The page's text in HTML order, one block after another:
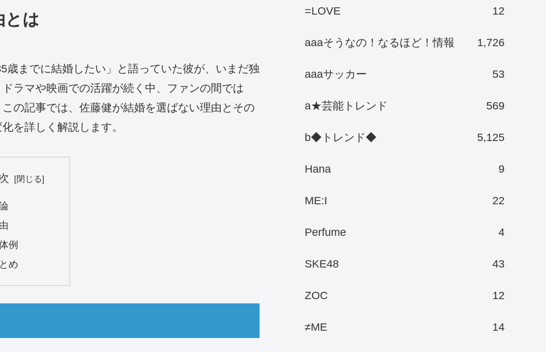
とは
までに結婚したい」と語っていた彼が、いまだ独
ラマや映画での活躍が続く中、ファンの間では
の記事では、佐藤健が結婚を選ばない理由とその
を詳しく解説します。
例
め
=LOVE 12
aaaそうなの！なるほど！情報 1,726
aaaサッカー 53
a★芸能トレンド 569
b◆トレンド◆ 5,125
Hana 9
ME:I 22
Perfume 4
SKE48 43
ZOC 12
≠ME 14